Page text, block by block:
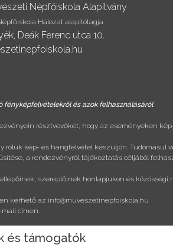
Népfőiskola Alapítvány
Hálózat alapítótagja
Deák Ferenc utca 10.
fényképfelvételekről és azok felhasználásáról
résztvevőket, hogy az eseményeken
kép- és hangfelvétel készüljön.
a rendezvényről tájékoztatás céljából
szereplőinek honlapjukon és közösségi
kérhető az info@muveszetinepfoiskola.hu
mail címen.
és támogatók